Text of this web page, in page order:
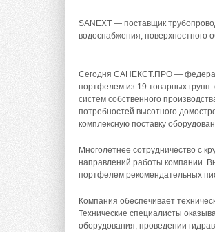
SANEXT — поставщик
водоснабжения, поверхностного
Сегодня САНЕКСТ.ПРО —
портфелем из 19 товарных
систем собственного
потребностей высотного
комплексную поставку
Многолетнее сотрудничество с
направлений работы компании.
портфелем рекомендательных
Компания обеспечивает
Технические специалисты
оборудования, проведении